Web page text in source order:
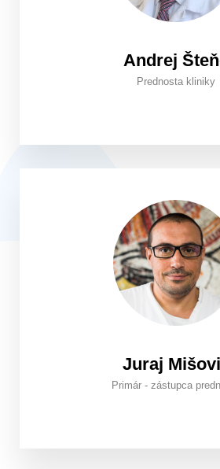
Andrej
Prednosta kliniky
Juraj
Primár - zástupca